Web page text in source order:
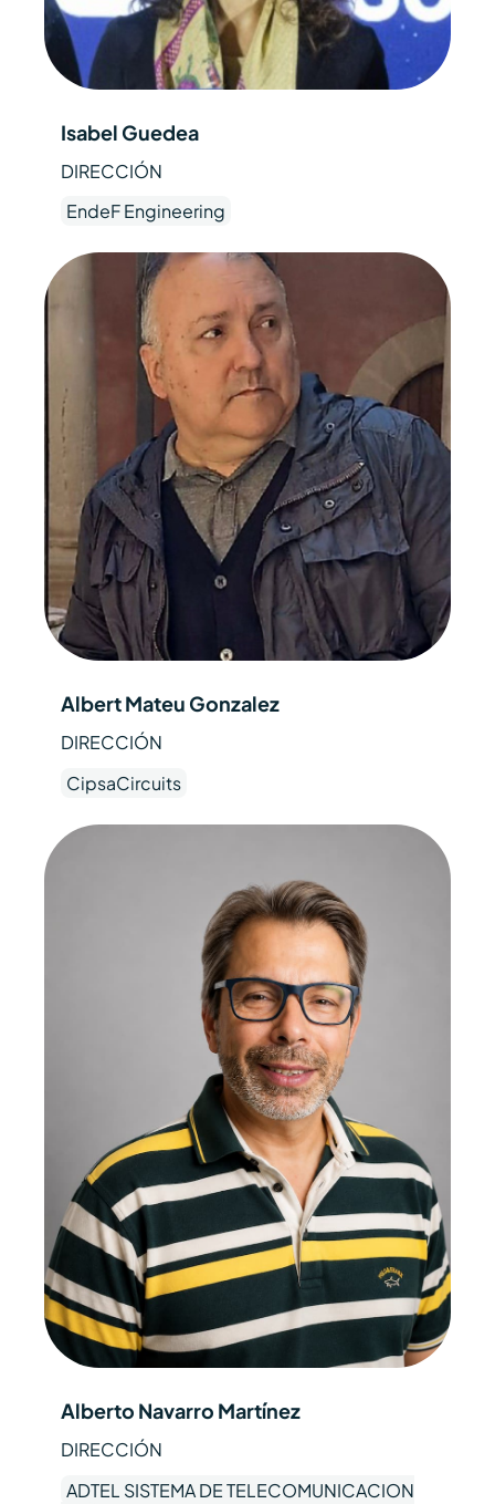
Isabel Guedea
DIRECCIÓN
EndeF Engineering
Albert Mateu Gonzalez
DIRECCIÓN
CipsaCircuits
Alberto Navarro Martínez
DIRECCIÓN
ADTEL SISTEMA DE TELECOMUNICACION